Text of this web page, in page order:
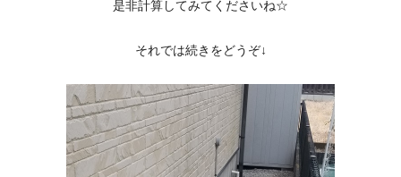
是非計算してみてくださいね☆
それでは続きをどうぞ↓